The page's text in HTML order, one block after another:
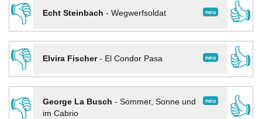
👎
neu
Echt Steinbach - Wegwerfsoldat
👍
👎
neu
Elvira Fischer- El Condor Pasa
👍
👎
neu
George La Busch - Sommer, Sonne und
im Cabrio
👍